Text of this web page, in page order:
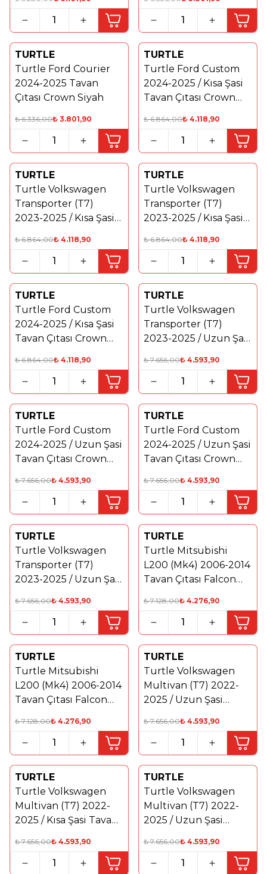
%40
TURTLE
Turtle Ford Courier
2024-2025 Tavan
Çıtası Crown Siyah
₺6.336,00₺ 3.801,90
Yeni
TURTLE
Turtle Ford Custom
2024-2025 / Kısa Şasi
Tavan Çıtası Crown
₺6.864,00₺ 4.118,90
Yeni
TURTLE
Turtle Volkswagen
Transporter (T7)
2023-2025 / Kısa Şasi
₺6.864,00₺ 4.118,90
%40
TURTLE
Turtle Volkswagen
Transporter (T7)
2023-2025 / Kısa Şasi
₺6.864,00₺ 4.118,90
%40
TURTLE
Turtle Ford Custom
2024-2025 / Kısa Şasi
Tavan Çıtası Crown
₺6.864,00₺ 4.118,90
Yeni
TURTLE
Turtle Volkswagen
Transporter (T7)
2023-2025 / Uzun Şasi
₺7.656,00₺ 4.593,90
Yeni
TURTLE
Turtle Ford Custom
2024-2025 / Uzun Şasi
Tavan Çıtası Crown
₺7.656,00₺ 4.593,90
%40
TURTLE
Turtle Ford Custom
2024-2025 / Uzun Şasi
Tavan Çıtası Crown
₺7.656,00₺ 4.593,90
%40
TURTLE
Turtle Volkswagen
Transporter (T7)
2023-2025 / Uzun Şasi
Siyah
₺7.656,00₺ 4.593,90
Yeni
TURTLE
Turtle Mitsubishi
L200 (Mk4) 2006-2014
Tavan Çıtası Falcon
₺7.128,00₺ 4.276,90
%40
TURTLE
Turtle Mitsubishi
L200 (Mk4) 2006-2014
Tavan Çıtası Falcon
₺7.128,00₺ 4.276,90
Yeni
TURTLE
Turtle Volkswagen
Multivan (T7) 2022-
2025 / Uzun Şasi
₺7.656,00₺ 4.593,90
Yeni
TURTLE
Turtle Volkswagen
Multivan (T7) 2022-
2025 / Kısa Şasi Tavan
₺7.656,00₺ 4.593,90
%40
TURTLE
Turtle Volkswagen
Multivan (T7) 2022-
2025 / Uzun Şasi
Siyah
₺7.656,00₺ 4.593,90